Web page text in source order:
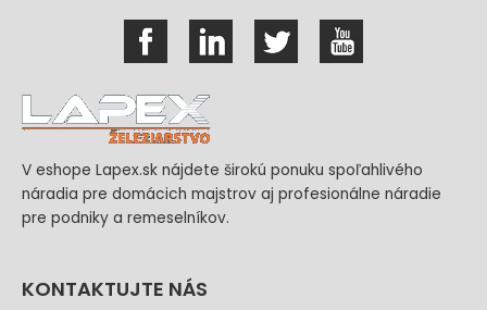
V eshope Lapex.sk nájdete širokú ponuku spoľahlivého
náradia pre domácich majstrov aj profesionálne náradie
pre podniky a remeselníkov.
KONTAKTUJTE NÁS